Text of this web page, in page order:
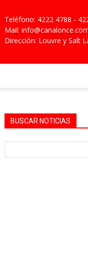
Teléfono: 4222 4788 -
Mail:
Dirección: Louvre y Salt
BUSCAR NOTICIAS